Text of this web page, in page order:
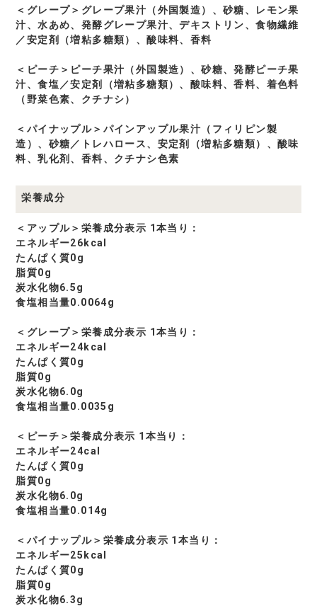
＜グレープ＞グレープ果汁（外国製造）、砂糖、レモン果
汁、水あめ、発酵グレープ果汁、デキストリン、食物繊維
／安定剤（増粘多糖類）、酸味料、香料
＜ピーチ＞ピーチ果汁（外国製造）、砂糖、発酵ピーチ果
汁、食塩／安定剤（増粘多糖類）、酸味料、香料、着色料
（野菜色素、クチナシ）
＜パイナップル＞パインアップル果汁（フィリピン製
造）、砂糖／トレハロース、安定剤（増粘多糖類）、酸味
料、乳化剤、香料、クチナシ色素
栄養成分
＜アップル＞栄養成分表示 1本当り：
エネルギー26kcal
たんぱく質0g
脂質0g
炭水化物6.5g
食塩相当量0.0064g
＜グレープ＞栄養成分表示 1本当り：
エネルギー24kcal
たんぱく質0g
脂質0g
炭水化物6.0g
食塩相当量0.0035g
＜ピーチ＞栄養成分表示 1本当り：
エネルギー24cal
たんぱく質0g
脂質0g
炭水化物6.0g
食塩相当量0.014g
＜パイナップル＞栄養成分表示 1本当り：
エネルギー25kcal
たんぱく質0g
脂質0g
炭水化物6.3g